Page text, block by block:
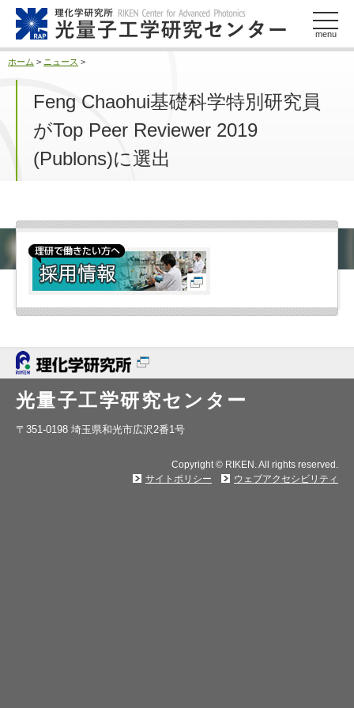
menu
ホーム > ニュース >
Feng Chaohui基礎科学特別研究員
がTop Peer Reviewer 2019
(Publons)に選出
光量子工学研究センター
〒351-0198 埼玉県和光市広沢2番1号
Copyright © RIKEN. All rights reserved.
サイトポリシー
ウェブアクセシビリティ